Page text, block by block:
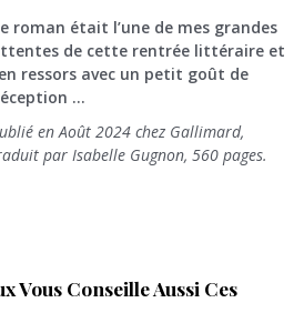
roman était l’une de mes grandes
de cette rentrée littéraire et
ressors avec un petit goût de
…
en Août 2024 chez Gallimard,
par Isabelle Gugnon, 560 pages.
Vous Conseille Aussi Ces